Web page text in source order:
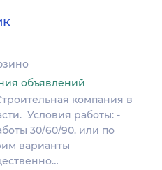
объявлений
компания в
Условия работы: -
30/60/90. или по
варианты